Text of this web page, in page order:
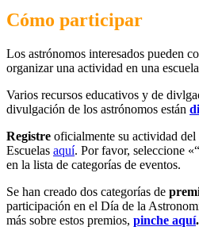
Cómo participar
Los astrónomos interesados pueden
organizar una actividad en una
Varios recursos educativos y de
divulgación de los astrónomos están
Registre oficialmente su actividad
Escuelas aquí. Por favor, seleccione
en la lista de categorías de eventos.
Se han creado dos categorías de
participación en el Día de la
más sobre estos premios, pinche aquí.